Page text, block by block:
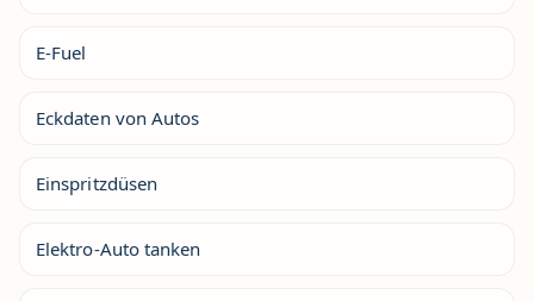
E-Fuel
Eckdaten von Autos
Einspritzdüsen
Elektro-Auto tanken